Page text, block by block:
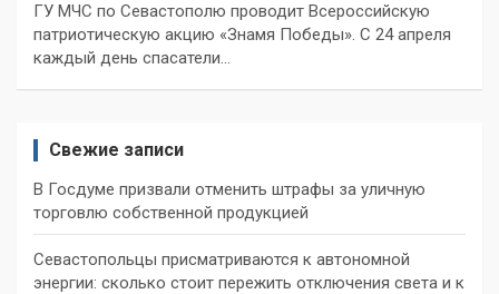
ГУ МЧС по Севастополю проводит Всероссийскую
патриотическую акцию «Знамя Победы». С 24 апреля
каждый день спасатели…
Свежие записи
В Госдуме призвали отменить штрафы за уличную
торговлю собственной продукцией
Севастопольцы присматриваются к автономной
энергии: сколько стоит пережить отключения света и к